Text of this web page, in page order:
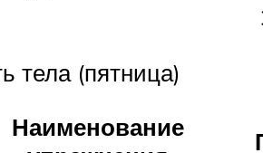
тела (пятница)
Наименование